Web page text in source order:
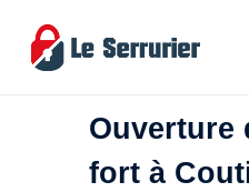
Ouverture
fort à